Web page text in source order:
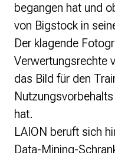
begangen hat und
von Bigstockin
Der klagende
Verwertungsrechte
das Bild für den
hat.
LAION beruft sich
Data-Mining-